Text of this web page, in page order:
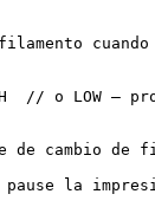
// o LOW
de cambio de
la